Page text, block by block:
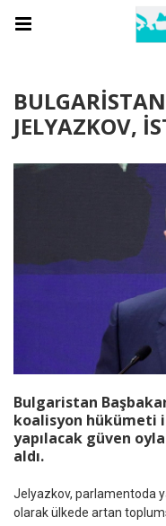
JELYAZKOV,
Bulgaristan
koalisyon hükümeti
yapılacak güven
aldı.
Jelyazkov, parlamentoda
olarak ülkede artan